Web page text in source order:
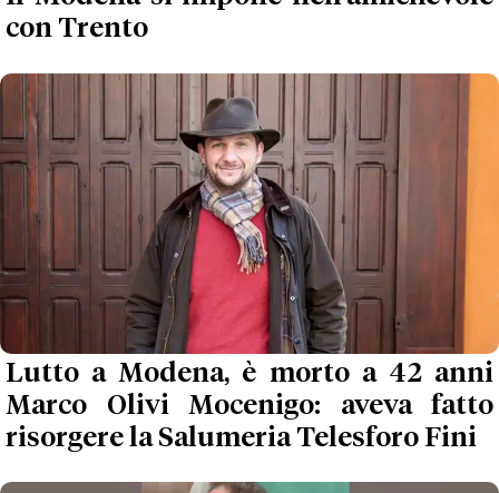
con Trento
Lutto a Modena, è morto a 42 anni
Marco Olivi Mocenigo: aveva fatto
risorgere la Salumeria Telesforo Fini